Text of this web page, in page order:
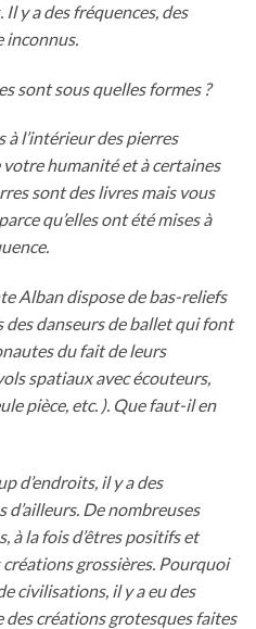
y a des fréquences, des
inconnus.
sont sous quelles formes ?
à l’intérieur des pierres
humanité et à certaines
sont des livres mais vous
qu’elles ont été mises à
Alban dispose de bas-reliefs
danseurs de ballet qui font
du fait de leurs
spatiaux avec écouteurs,
pièce, etc. ). Que faut-il en
d’endroits, il y a des
d’ailleurs. De nombreuses
à la fois d’êtres positifs et
créations grossières. Pourquoi
civilisations, il y a eu des
des créations grotesques faites